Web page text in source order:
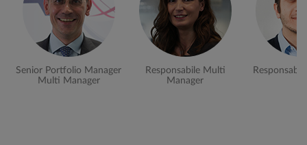
Senior Portfolio Manager
Multi Manager
Responsabile Multi
Manager